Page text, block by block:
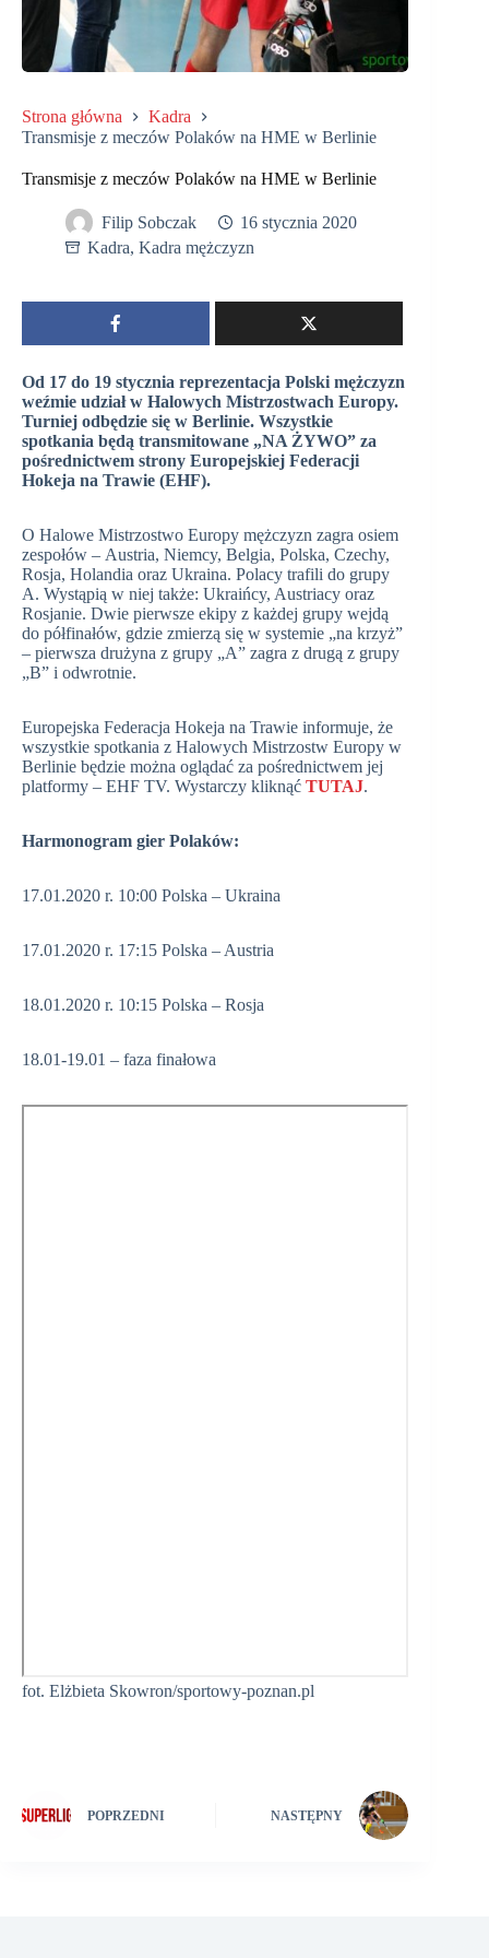
Strona główna
Kadra
Transmisje z meczów Polaków na HME w Berlinie
Transmisje z meczów Polaków na HME w Berlinie
Filip Sobczak
16 stycznia 2020
Kadra, Kadra mężczyzn
Od 17 do 19 stycznia reprezentacja Polski mężczyzn
weźmie udział w Halowych Mistrzostwach Europy.
Turniej odbędzie się w Berlinie. Wszystkie
spotkania będą transmitowane „NA ŻYWO” za
pośrednictwem strony Europejskiej Federacji
Hokeja na Trawie (EHF).
O Halowe Mistrzostwo Europy mężczyzn zagra osiem
zespołów – Austria, Niemcy, Belgia, Polska, Czechy,
Rosja, Holandia oraz Ukraina. Polacy trafili do grupy
A. Wystąpią w niej także: Ukraińcy, Austriacy oraz
Rosjanie. Dwie pierwsze ekipy z każdej grupy wejdą
do półfinałów, gdzie zmierzą się w systemie „na krzyż”
– pierwsza drużyna z grupy „A” zagra z drugą z grupy
„B” i odwrotnie.
Europejska Federacja Hokeja na Trawie informuje, że
wszystkie spotkania z Halowych Mistrzostw Europy w
Berlinie będzie można oglądać za pośrednictwem jej
platformy – EHF TV. Wystarczy kliknąć TUTAJ.
Harmonogram gier Polaków:
17.01.2020 r. 10:00 Polska – Ukraina
17.01.2020 r. 17:15 Polska – Austria
18.01.2020 r. 10:15 Polska – Rosja
18.01-19.01 – faza finałowa
fot. Elżbieta Skowron/sportowy-poznan.pl
POPRZEDNI NASTĘPNY